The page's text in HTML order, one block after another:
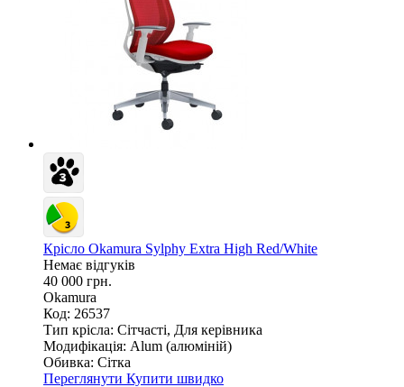
Крісло Okamura Sylphy Extra High Red/White
Немає відгуків
40 000 грн.
Okamura
Код: 26537
Тип крісла: Сітчасті, Для керівника
Модифікація: Alum (алюміній)
Обивка: Сітка
Переглянути Купити швидко